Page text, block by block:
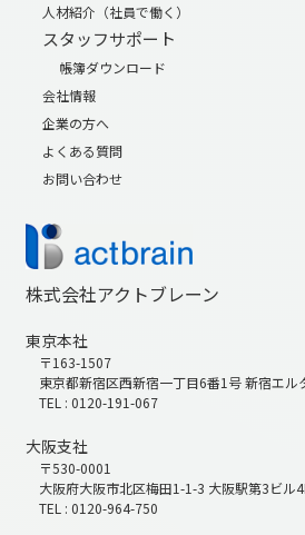
人材紹介（社員で働く）
スタッフサポート
帳簿ダウンロード
会社情報
企業の方へ
よくある質問
お問い合わせ
株式会社アクトブレーン
東京本社
〒163-1507
東京都新宿区西新宿一丁目6番1号 新宿エル
TEL : 0120-191-067
大阪支社
〒530-0001
大阪府大阪市北区梅田1-1-3 大阪駅第3ビル
TEL : 0120-964-750